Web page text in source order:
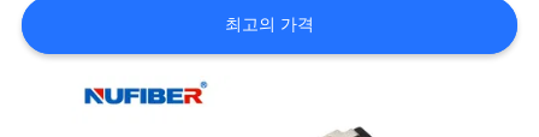
품
최고의 가격